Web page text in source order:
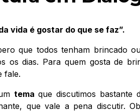
vida é gostar do que se faz”.
que todos tenham brincado
os dias. Para quem gosta de
fale.
tema que discutimos bastante
que vale a pena discutir.